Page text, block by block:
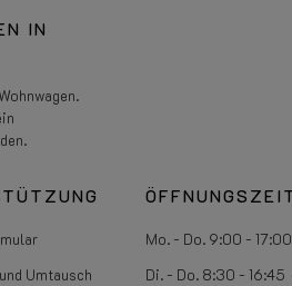
IN
Umtausch
Mo. - Do. 9:00 - 17:00
Di. - Do. 8:30 - 16:45